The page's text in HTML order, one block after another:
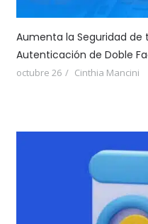
Aumenta la Seguridad
Autenticación de Doble
octubre 26 Cinthia Mancini